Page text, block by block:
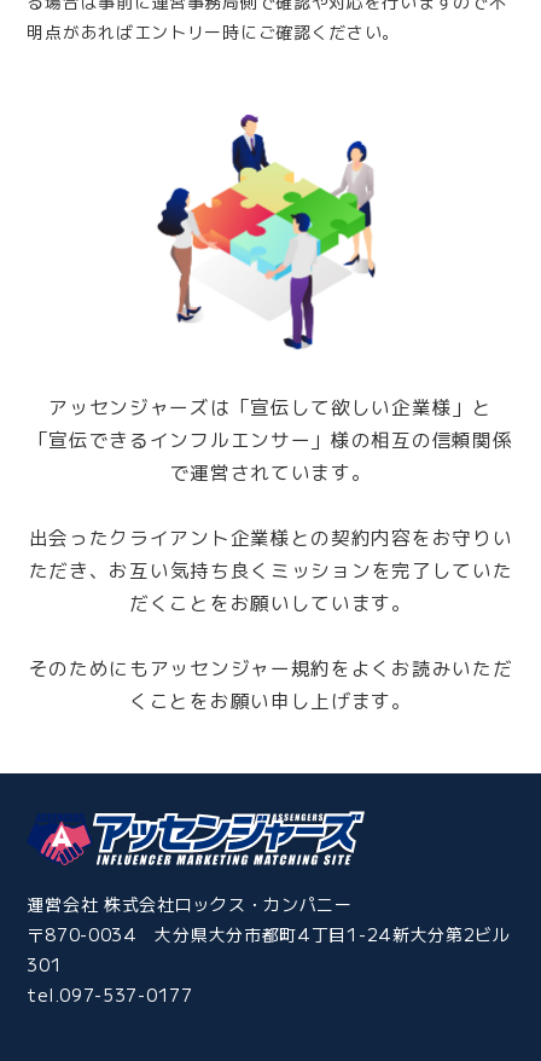
明点があればエントリー時にご確認ください。
アッセンジャーズは「宣伝して欲しい企業様」と
「宣伝できるインフルエンサー」様の相互の信頼関係
で運営されています。
出会ったクライアント企業様との契約内容をお守りい
ただき、 お互い気持ち良くミッションを完了していた
だくことをお願いしています。
そのためにもアッセンジャー規約をよくお読みいただ
くことをお願い申し上げます。
運営会社 株式会社ロックス・カンパニー
〒870-0034 大分県大分市都町4丁目1-24新大分第2ビル
301
tel.097-537-0177